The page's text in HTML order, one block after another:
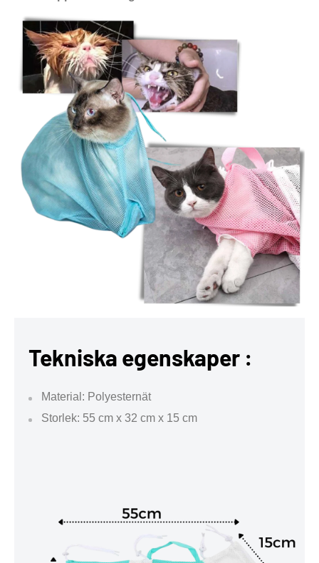
Tekniska egenskaper :
Material: Polyesternät
Storlek: 55 cm x 32 cm x 15 cm